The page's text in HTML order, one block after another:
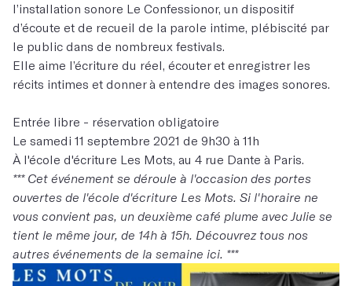
l’installation sonore Le Confessionor, un dispositif
d’écoute et de recueil de la parole intime, plébiscité par
le public dans de nombreux festivals.
Elle aime l’écriture du réel, écouter et enregistrer les
récits intimes et donner à entendre des images sonores.
Entrée libre - réservation obligatoire
Le samedi 11 septembre 2021 de 9h30 à 11h
À l'école d'écriture Les Mots, au 4 rue Dante à Paris.
*** Cet événement se déroule à l'occasion des portes
ouvertes de l'école d'écriture Les Mots. Si l'horaire ne
vous convient pas, un deuxième café plume avec Julie se
tient le même jour, de 14h à 15h. Découvrez tous nos
autres événements de la semaine ici. ***